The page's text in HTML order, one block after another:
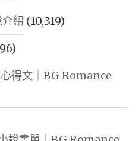
紹 (10,319)
心得文｜BG Romance